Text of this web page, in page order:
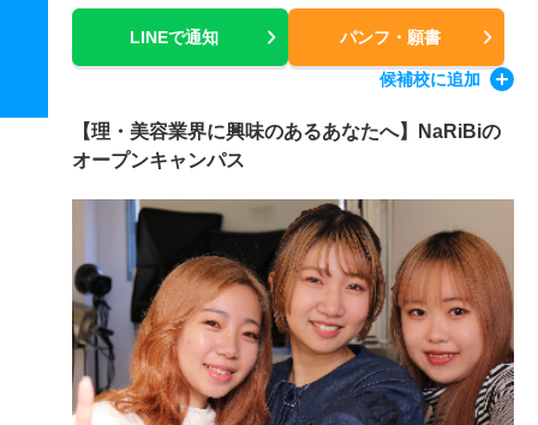
LINEで通知 パンフ・願書
候補校に追加
【理・美容業界に興味のあるあなたへ】NaRiBiの
オープンキャンパス